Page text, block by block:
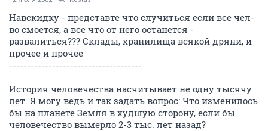
Навскидку - представте что случиться если все чел-
во смоется, а все что от него останется -
развалиться??? Склады, хранилища всякой дряни, и
прочее и прочее
-------------------------------------
История человечества насчитывает не одну тысячу
лет. Я могу ведь и так задать вопрос: Что изменилось
бы на планете Земля в худшую сторону, если бы
человечество вымерло 2-3 тыс. лет назад?